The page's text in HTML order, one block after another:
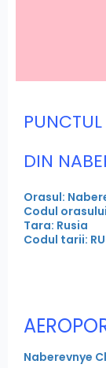
PUNCTUL
DIN
Orasul:
Codul
Tara: Rusia
Codul tarii: RU
Naberevnye